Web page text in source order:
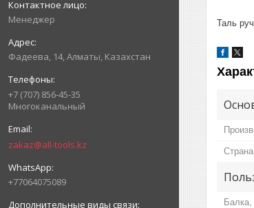
Менеджер
Фадеева, 14, Алматы, Казахстан
+7 (707) 856-45-35
Многоканальный
zakaz@all-tools.kz
+77064075089
Таль